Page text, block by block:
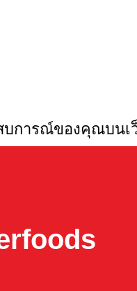
บการณ์ของคุณบนเ